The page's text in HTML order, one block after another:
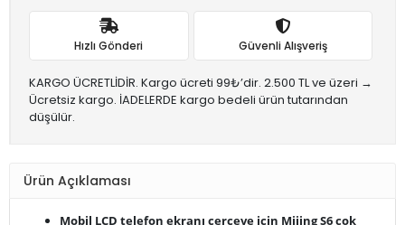
Hızlı Gönderi Güvenli Alışveriş
KARGO ÜCRETLİDİR. Kargo ücreti 99₺’dir. 2.500 TL ve üzeri →
Ücretsiz kargo. İADELERDE kargo bedeli ürün tutarından
düşülür.
Ürün Açıklaması
Mobil LCD telefon ekranı çerçeve için Mijing S6 çok